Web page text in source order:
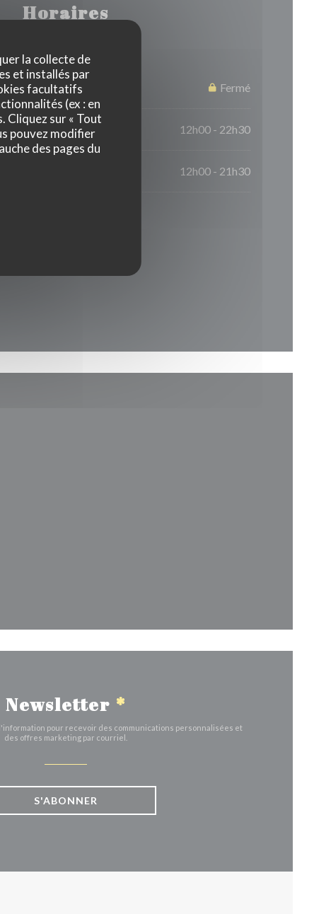
la collecte de
et installés par
facultatifs
(ex : en
Cliquez sur « Tout
pouvez modifier
des pages du
Horaires
Fermé
12h00 - 22h30
12h00 - 21h30
fenêtre))
Newsletter *
pour recevoir des communications personnalisées et
des offres marketing par courriel.
S'ABONNER